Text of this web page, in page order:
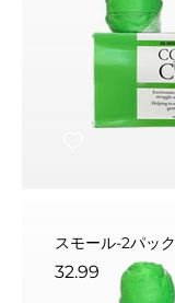
スモール-2パック
32.99